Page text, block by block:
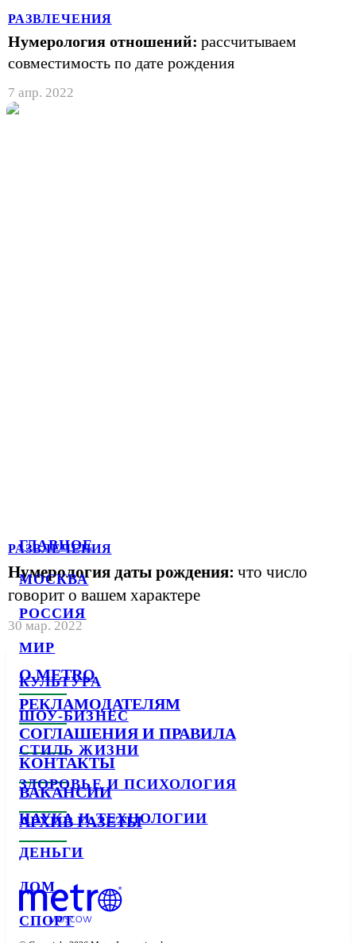
ГЛАВНОЕ
МОСКВА
РОССИЯ
МИР
КУЛЬТУРА
ШОУ-БИЗНЕС
СТИЛЬ ЖИЗНИ
ЗДОРОВЬЕ И ПСИХОЛОГИЯ
НАУКА И ТЕХНОЛОГИИ
ДЕНЬГИ
ДОМ
СПОРТ
РАЗВЛЕЧЕНИЯ
Нумерология отношений: рассчитываем
совместимость по дате рождения
7 апр. 2022
РАЗВЛЕЧЕНИЯ
Нумерология даты рождения: что число
говорит о вашем характере
30 мар. 2022
О METRO
РЕКЛАМОДАТЕЛЯМ
СОГЛАШЕНИЯ И ПРАВИЛА
КОНТАКТЫ
ВАКАНСИИ
АРХИВ ГАЗЕТЫ